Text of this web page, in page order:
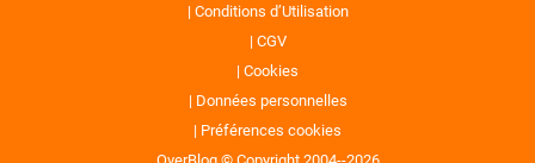
Conditions d’Utilisation
CGV
Cookies
Données personnelles
Préférences cookies